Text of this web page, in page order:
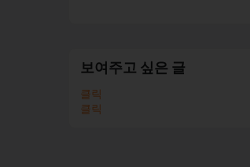
보여주고 싶은 글
클릭
클릭